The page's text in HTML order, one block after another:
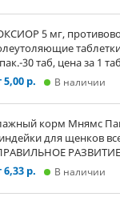
5 мг,
30 таб, цена за 1
5,00 р.
В наличии
корм Мнямс
для щенков
6,33 р.
В наличии